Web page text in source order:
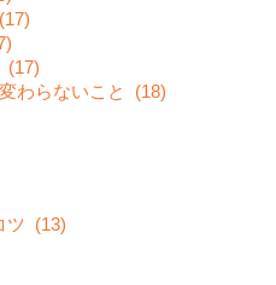
(17)
(17)
わらないこと
(18)
ツ (13)